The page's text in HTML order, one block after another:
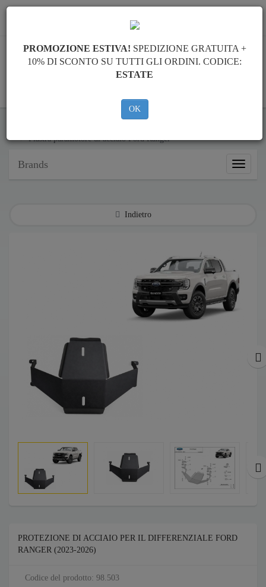
info@piastraparamotore.com
Piastra paramotore di acciaio Ford Ranger
Brands
Brands
Indietro
PROTEZIONE DI ACCIAIO PER IL DIFFERENZIALE FORD
RANGER (2023-2026)
Codice del prodotto: 98.503
PROMOZIONE ESTIVA! SPEDIZIONE GRATUITA +
10% DI SCONTO SU TUTTI GLI ORDINI. CODICE:
ESTATE
OK